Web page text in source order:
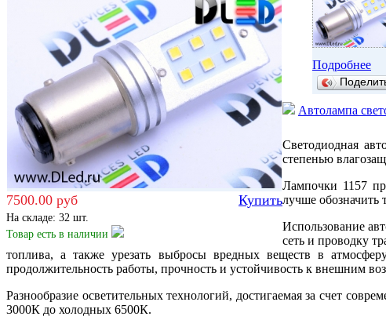
7500.00 руб Купить
На складе: 32 шт.
Товар есть в наличии
Подробнее
Автолампа
Светодиодная
степенью
Лампочки 1157
лучше обозначить
Использование
сеть и проводку
топлива, а также урезать выбросы вредных веществ в
продолжительность работы, прочность и устойчивость к внешним
Разнообразие осветительных технологий, достигаемая за счет
3000К до холодных 6500К.